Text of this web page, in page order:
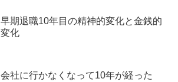
早期退職10年目の精神的変化と金銭的
変化
会社に行かなくなって10年が経った